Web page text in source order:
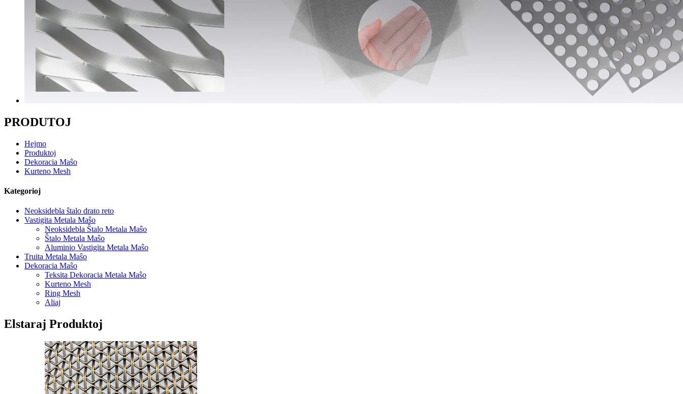
PRODUTOJ
Hejmo
Produktoj
Dekoracia Maŝo
Kurteno Mesh
Kategorioj
Neoksidebla ŝtalo drato reto
Vastigita Metala Maŝo
Neoksidebla Ŝtalo Metala Maŝo
Ŝtalo Metala Maŝo
Aluminio Vastigita Metala Maŝo
Truita Metala Maŝo
Dekoracia Maŝo
Teksita Dekoracia Metala Maŝo
Kurteno Mesh
Ring Mesh
Aliaj
Elstaraj Produktoj